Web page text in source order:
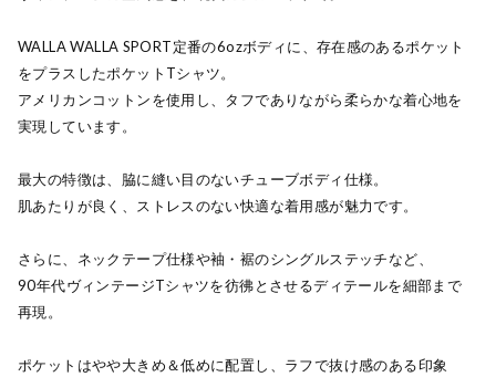
WALLA WALLA SPORT定番の6ozボディに、存在感のあるポケット
をプラスしたポケットTシャツ。
アメリカンコットンを使用し、タフでありながら柔らかな着心地を
実現しています。
最大の特徴は、脇に縫い目のないチューブボディ仕様。
肌あたりが良く、ストレスのない快適な着用感が魅力です。
さらに、ネックテープ仕様や袖・裾のシングルステッチなど、
90年代ヴィンテージTシャツを彷彿とさせるディテールを細部まで
再現。
ポケットはやや大きめ＆低めに配置し、ラフで抜け感のある印象